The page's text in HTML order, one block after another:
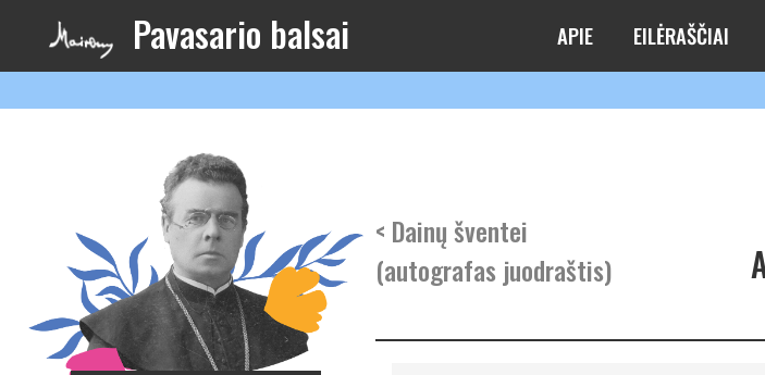
Pavasario balsai APIE EILĖRAŠČIAI
< Dainų šventei
(autografas juodraštis)